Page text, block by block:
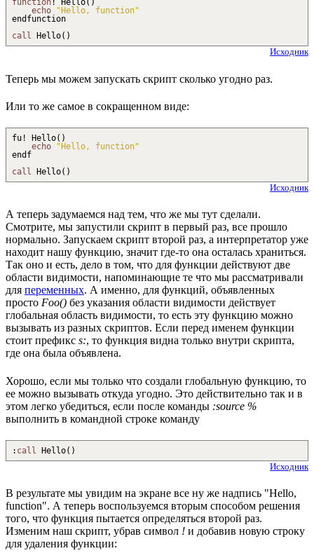
function ! Hello( )
echo
"Hello, function"
endfunction
call Hello( )
Исходник
Теперь мы можем запускать скрипт сколько угодно раз.
Или то же самое в сокращенном виде:
fu ! Hello( )
echo
"Hello, function"
endf
call Hello( )
Исходник
А теперь задумаемся над тем, что же мы тут сделали.
Смотрите, мы запустили скрипт в первый раз, все прошло
нормально. Запускаем скрипт второй раз, а интерпретатор уже
находит нашу функцию, значит где-то она осталась храниться.
Так оно и есть, дело в том, что для функции действуют две
области видимости, напоминающие те что мы рассматривали
для переменных. А именно, для функций, объявленных
просто Foo() без указания области видимости действует
глобальная область видимости, то есть эту функцию можно
вызывать из разных скриптов. Если перед именем функции
стоит префикс s:, то функция видна только внутри скрипта,
где она была объявлена.
Хорошо, если мы только что создали глобальную функцию, то
ее можно вызывать откуда угодно. Это действительно так и в
этом легко убедиться, если после команды :source %
выполнить в командной строке команду
: call Hello( )
Исходник
В результате мы увидим на экране все ну же надпись "Hello,
function". А теперь воспользуемся вторым способом решения
того, что функция пытается определяться второй раз.
Изменим наш скрипт, убрав символ ! и добавив новую строку
для удаления функции: